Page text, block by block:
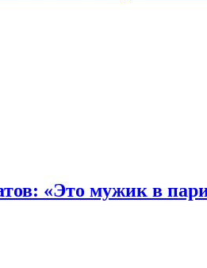
«Это мужик в